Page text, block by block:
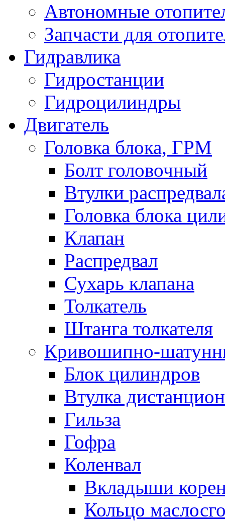
Автономные
Запчасти для
Гидравлика
Гидростанции
Гидроцилиндры
Двигатель
Головка блока, ГРМ
Болт головочный
Втулки
Головка блока
Клапан
Распредвал
Сухарь клапана
Толкатель
Штанга толкателя
Кривошипно-
Блок цилиндров
Втулка
Гильза
Гофра
Коленвал
Вкладыши
Кольцо